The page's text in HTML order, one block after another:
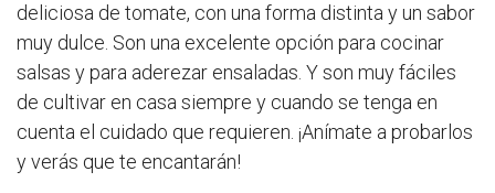
deliciosa de tomate, con una forma distinta y un sabor
muy dulce. Son una excelente opción para cocinar
salsas y para aderezar ensaladas. Y son muy fáciles
de cultivar en casa siempre y cuando se tenga en
cuenta el cuidado que requieren. ¡Anímate a probarlos
y verás que te encantarán!